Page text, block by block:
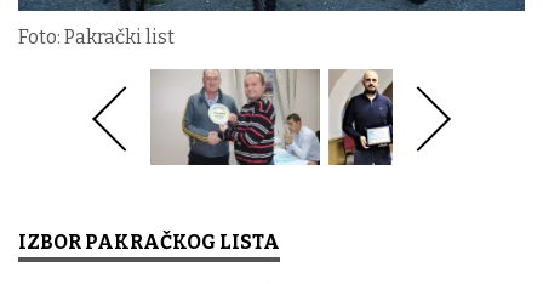
Foto: Pakrački list
IZBOR PAKRAČKOG LISTA